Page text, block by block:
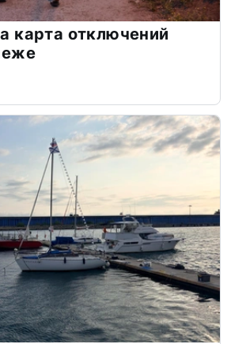
карта отключений